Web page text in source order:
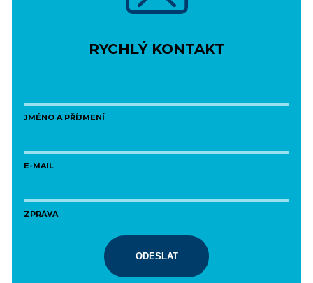
RYCHLÝ KONTAKT
JMÉNO A PŘÍJMENÍ
E-MAIL
ZPRÁVA
ODESLAT